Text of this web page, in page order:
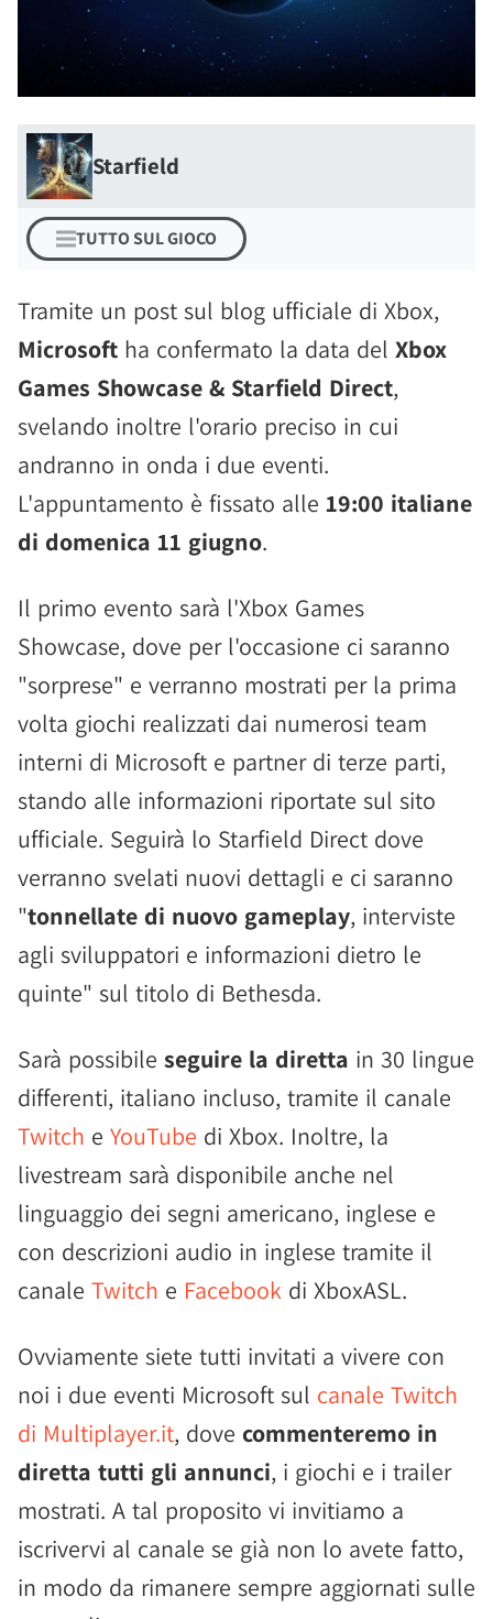
Starfield
TUTTO SUL GIOCO
Tramite un post sul blog ufficiale di Xbox,
Microsoft ha confermato la data del Xbox
Games Showcase & Starfield Direct,
svelando inoltre l'orario preciso in cui
andranno in onda i due eventi.
L'appuntamento è fissato alle 19:00 italiane
di domenica 11 giugno.
Il primo evento sarà l'Xbox Games
Showcase, dove per l'occasione ci saranno
"sorprese" e verranno mostrati per la prima
volta giochi realizzati dai numerosi team
interni di Microsoft e partner di terze parti,
stando alle informazioni riportate sul sito
ufficiale. Seguirà lo Starfield Direct dove
verranno svelati nuovi dettagli e ci saranno
"tonnellate di nuovo gameplay, interviste
agli sviluppatori e informazioni dietro le
quinte" sul titolo di Bethesda.
Sarà possibile seguire la diretta in 30 lingue
differenti, italiano incluso, tramite il canale
Twitch e YouTube di Xbox. Inoltre, la
livestream sarà disponibile anche nel
linguaggio dei segni americano, inglese e
con descrizioni audio in inglese tramite il
canale Twitch e Facebook di XboxASL.
Ovviamente siete tutti invitati a vivere con
noi i due eventi Microsoft sul canale Twitch
di Multiplayer.it, dove commenteremo in
diretta tutti gli annunci, i giochi e i trailer
mostrati. A tal proposito vi invitiamo a
iscrivervi al canale se già non lo avete fatto,
in modo da rimanere sempre aggiornati sulle